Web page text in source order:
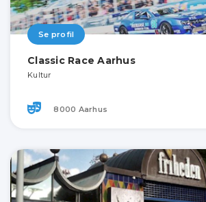
Se profil
Classic Race Aarhus
Kultur
8000 Aarhus